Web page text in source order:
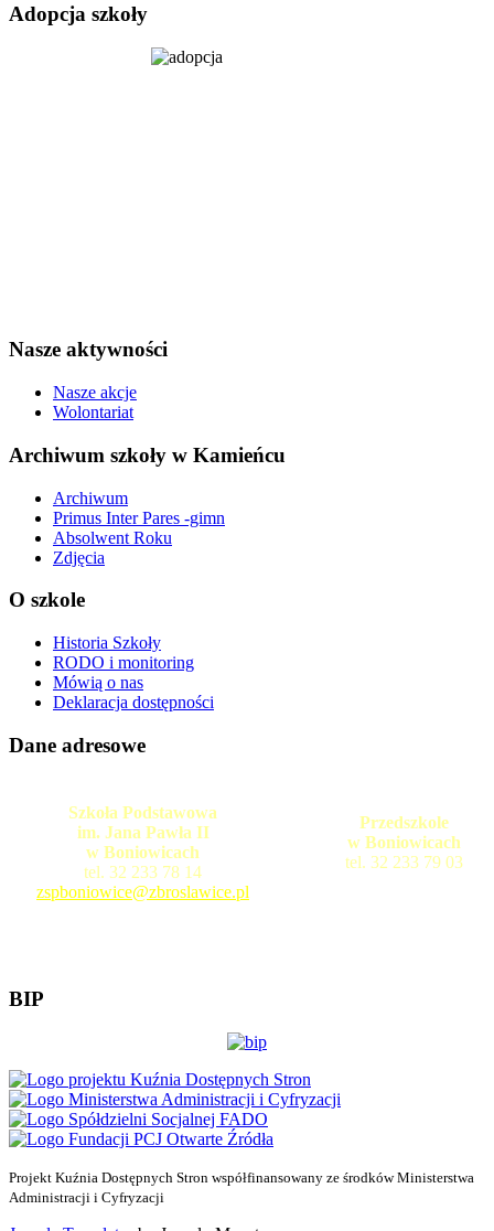
Adopcja szkoły
Nasze aktywności
Nasze akcje
Wolontariat
Archiwum szkoły w Kamieńcu
Archiwum
Primus Inter Pares -gimn
Absolwent Roku
Zdjęcia
O szkole
Historia Szkoły
RODO i monitoring
Mówią o nas
Deklaracja dostępności
Dane adresowe
Szkoła Podstawowa
im. Jana Pawła II
w Boniowicach
tel. 32 233 78 14
zspboniowice@zbroslawice.pl
Przedszkole
w Boniowicach
tel. 32 233 79 03
BIP
Projekt Kuźnia Dostępnych Stron współfinansowany ze środków Ministerstwa
Administracji i Cyfryzacji